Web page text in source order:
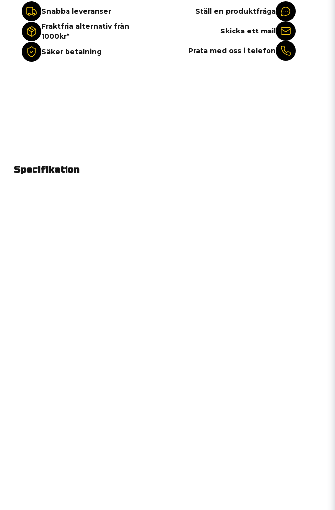
Snabba leveranser
Fraktfria alternativ från
1000kr*
Säker betalning
Ställ en produktfråga
Skicka ett mail
Prata med oss i telefon
Specifikation